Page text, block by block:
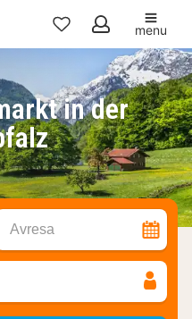
Mina
favoriter
menu
in der
Avresa